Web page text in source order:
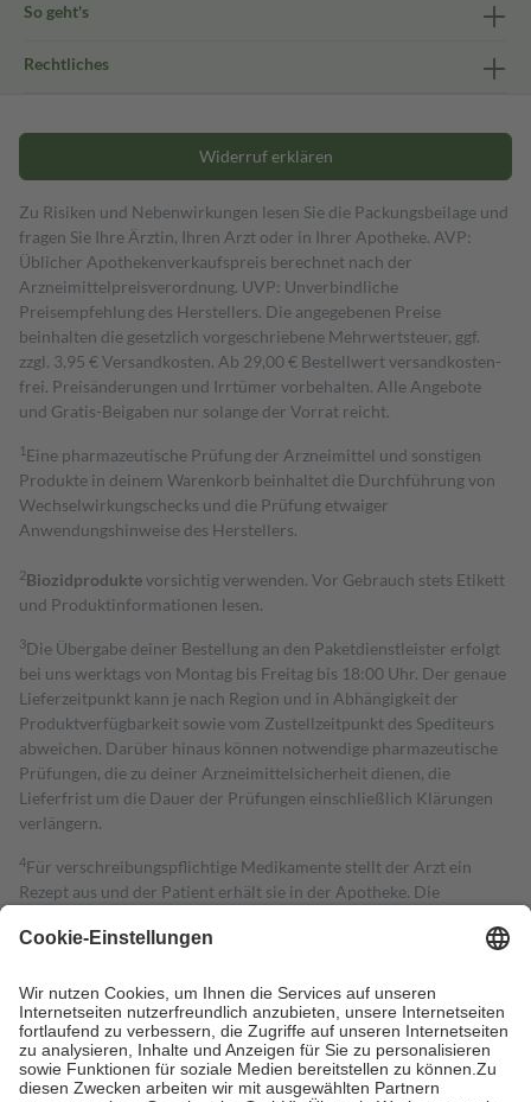
So geht's
Rechtliches
Widerruf erklären
Zu Risiken und Nebenwirkungen lesen Sie die Packungsbeilage und
fragen Sie Ihre Ärztin, Ihren Arzt oder in Ihrer Apotheke. AVP:
Üblicher Apothekenverkaufspreis berechnet nach der
Arzneimittelpreisverordnung. UVP: Unverbindliche
Preisempfehlung des Herstellers. Die angegebenen Preise
beinhalten die gesetzlich vorgeschriebene Mehrwertsteuer, ggf.
zzgl. 3,95 € Versandkosten. Ab 29,00 € Bestell­wert versand­kosten­
frei. Preisänderungen und Irrtümer vorbehalten. Alle Angebote
und Gratis-Beigaben nur solange der Vorrat reicht.
1 Eine pharmazeutische Prüfung der Arzneimittel und sonstigen
Produkte in deinem Warenkorb beinhaltet die Durchführung von
Wechselwirkungschecks und die Prüfung etwaiger
Anwendungshinweise des Herstellers.
2Biozidproduktevorsichtig verwenden. Vor Gebrauch stets Etikett
und Produktinformationen lesen.
3Die Übergabe deiner Bestellung an den Paketdienstleister erfolgt
bei uns werktags von Montag bis Freitag bis 18:00 Uhr. Der genaue
Lieferzeitpunkt kann je nach Region und in Abhängigkeit der
Produktverfügbarkeit sowie vom Zustellzeitpunkt des Spediteurs
abweichen. Darüber hinaus können notwendige pharmazeutische
Prüfungen, die zu deiner Arzneimittelsicherheit dienen, die
Lieferfrist um die Dauer der Prüfungen einschließlich Klärungen
verlängern.
4Für verschreibungspflichtige Medikamente stellt der Arzt ein
Rezept aus und der Patient erhält sie in der Apotheke. Die
Kosten dafür, der Versicherte trägt einen Teil davon als Zuzahlung
Grundsätzlich leisten Mitglieder Zuzahlungen in Höhe von zehn
Prozent des Abgabepreises,mindestensjedochfünf Euround
höchstens zehn Euro.Es sind jedoch nie mehr als die tatsächlichen
Kosten der Leistung zu entrichten.
Diese Regeln gelten grundsätzlich auch für Online-Apotheken.